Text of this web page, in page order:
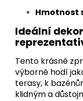
Hmotnost
Ideální
Tento krásně
výborně hodí
terasy, k
klidným a